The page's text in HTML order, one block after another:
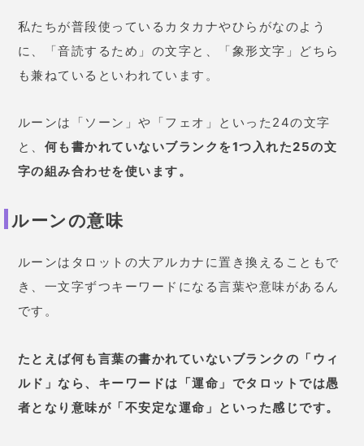
私たちが普段使っているカタカナやひらがなのよう
に、「音読するため」の文字と、「象形文字」どちら
も兼ねているといわれています。
ルーンは「ソーン」や「フェオ」といった24の文字
と、 何も書かれていないブランクを1つ入れた25の文
字の組み合わせを使います。
ルーンの意味
ルーンはタロットの大アルカナに置き換えることもで
き、一文字ずつキーワードになる言葉や意味があるん
です。
たとえば何も言葉の書かれていないブランクの 「ウィ
ルド」 なら、キーワードは「運命 」でタ ロットでは愚
者となり意味が「不安定な運命」といった感じです。